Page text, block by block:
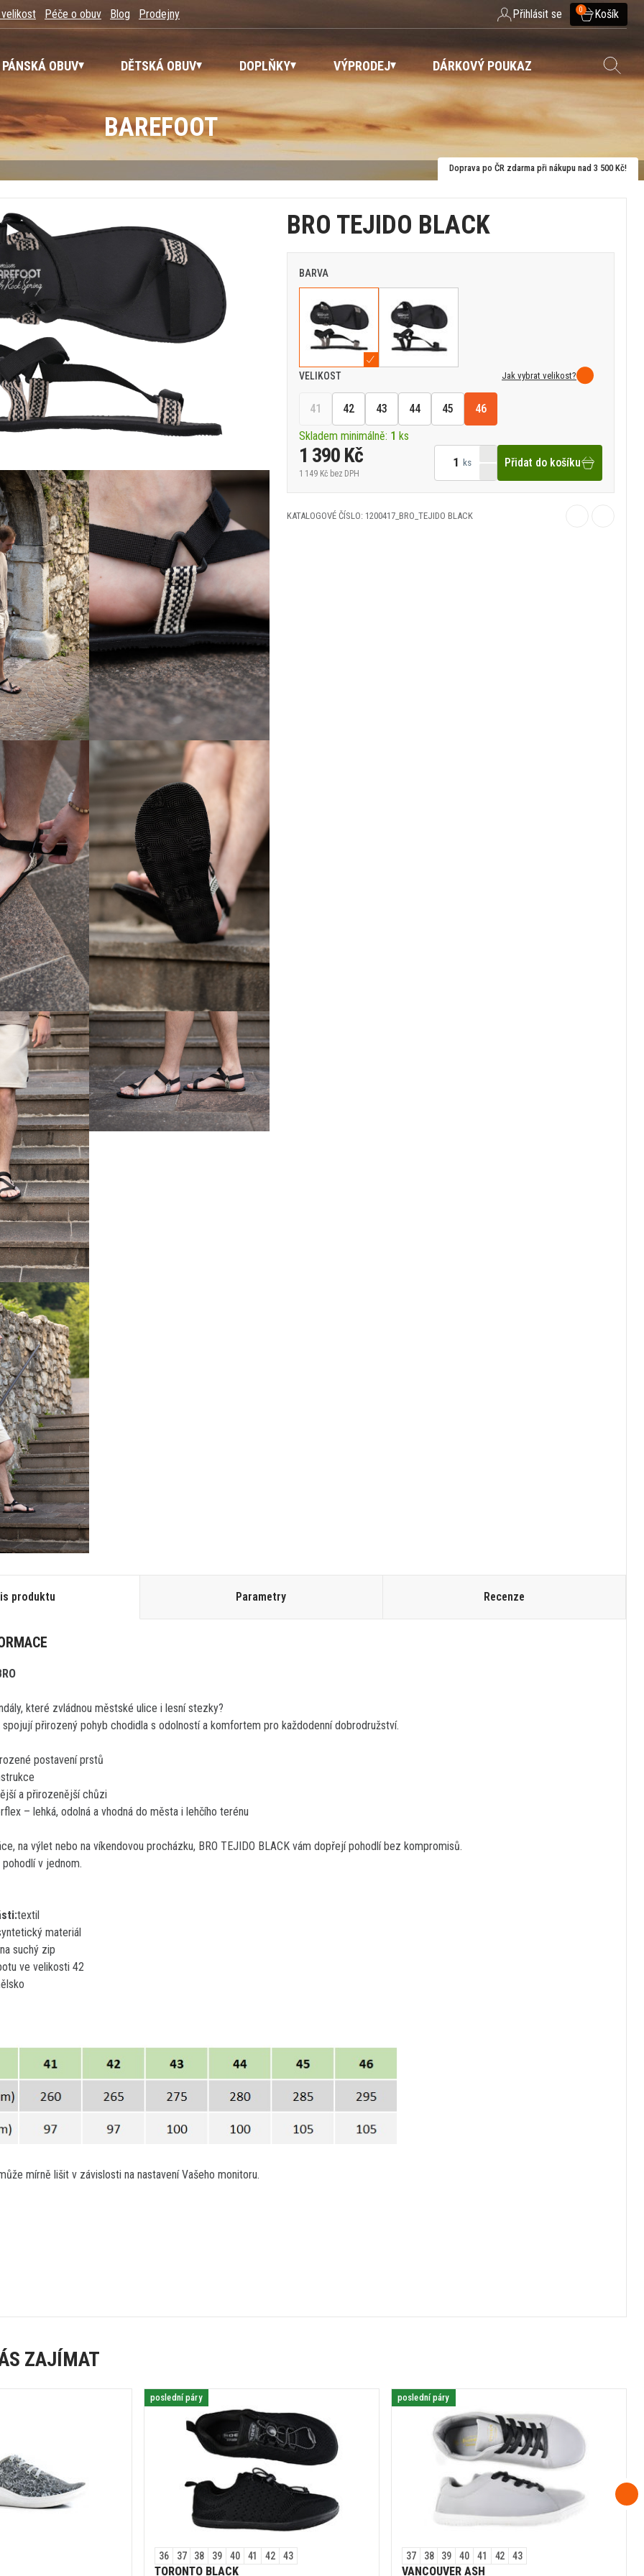
Péče o obuv Blog Prodejny Přihlásit se 0 Košík
PÁNSKÁ OBUV DĚTSKÁ OBUV DOPLŇKY VÝPRODEJ DÁRKOVÝ POUKAZ
BAREFOOT
Doprava po ČR zdarma při nákupu nad 3 500 Kč!
BRO TEJIDO BLACK
BARVA
VELIKOST Jak vybrat velikost?
41 42 43 44 45
46
Skladem minimálně: 1 ks
1 390 Kč
1 149 Kč bez DPH
ks Přidat do košíku
KATALOGOVÉ ČÍSLO: 1200417_BRO_TEJIDO BLACK
produktu Parametry Recenze
které zvládnou městské ulice i lesní stezky?
spojují přirozený pohyb chodidla s odolností a komfortem pro každodenní dobrodružství.
postavení prstů
a přirozenější chůzi
– lehká, odolná a vhodná do města i lehčího terénu
na výlet nebo na víkendovou procházku, BRO TEJIDO BLACK vám dopřejí pohodlí bez kompromisů.
v jednom.
textil
materiál
suchý zip
ve velikosti 42
mírně lišit v závislosti na nastavení Vašeho monitoru.
ZAJÍMAT
poslední páry
36 37 38 39 40 41 42 43
TORONTO BLACK
poslední páry
37 38 39 40 41 42 43
VANCOUVER ASH